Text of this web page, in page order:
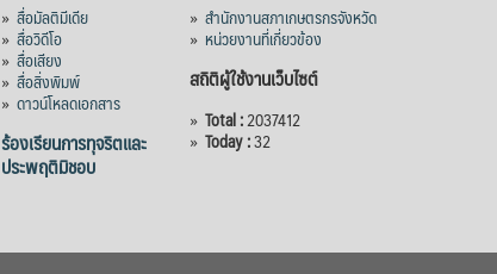
» สื่อมัลติมีเดีย
» สื่อวิดีโอ
» สื่อเสียง
» สื่อสิ่งพิมพ์
» ดาวน์โหลดเอกสาร
ร้องเรียนการทุจริตและ
ประพฤติมิชอบ
» สำนักงานสภาเกษตรกรจังหวัด
» หน่วยงานที่เกี่ยวข้อง
สถิติผู้ใช้งานเว็บไซต์
» Total :2037412
» Today :32